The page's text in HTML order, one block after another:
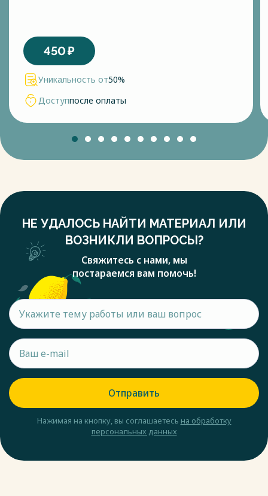
450₽
Уникальность от50%
Доступпосле оплаты
НЕ УДАЛОСЬ НАЙТИ МАТЕРИАЛ ИЛИ
ВОЗНИКЛИ ВОПРОСЫ?
Свяжитесь с нами, мы
постараемся вам помочь!
Отправить
Нажимая на кнопку, вы соглашаетесь на обработку
персональных данных